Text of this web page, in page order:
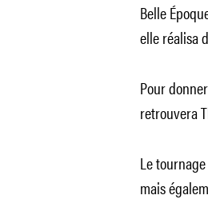
Belle
elle réalisa
Pour
retrouvera
Le
mais